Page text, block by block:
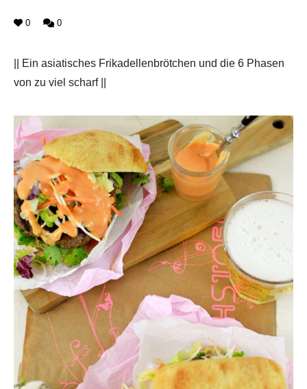
0 0
|| Ein asiatisches Frikadellenbrötchen und die 6 Phasen
von zu viel scharf ||